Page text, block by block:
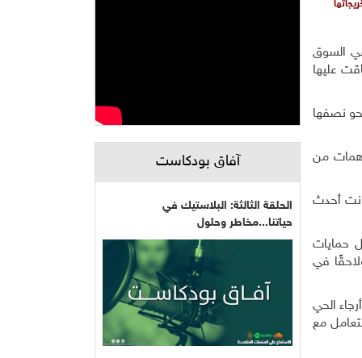
أشهر عن مصادر رزقهم في السوق
عليها
بتكلفة 10 آلاف دولار، ذهبت نحو نصفها
من
ببن 32 بلداً في العالم، وكانت أحدث
حمايات
في
الحي
مع
آفاق بودكاست
الحلقة الثالثة: البلاستيك في
حياتنا...مخاطر وحلول